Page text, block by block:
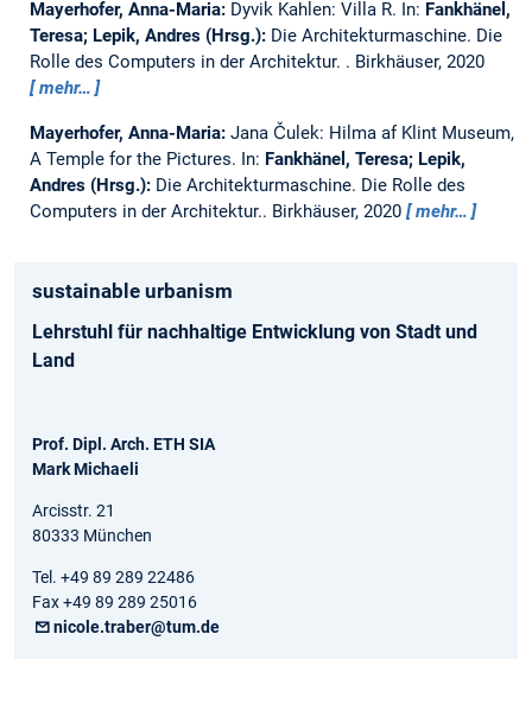
Mayerhofer, Anna-Maria: Dyvik Kahlen: Villa R. In: Fankhänel,
Teresa; Lepik, Andres (Hrsg.): Die Architekturmaschine. Die
Rolle des Computers in der Architektur. . Birkhäuser, 2020
mehr…
Mayerhofer, Anna-Maria: Jana Čulek: Hilma af Klint Museum,
A Temple for the Pictures. In: Fankhänel, Teresa; Lepik,
Andres (Hrsg.): Die Architekturmaschine. Die Rolle des
Computers in der Architektur.. Birkhäuser, 2020
mehr…
sustainable urbanism
Lehrstuhl für nachhaltige Entwicklung von Stadt und
Land
Prof. Dipl. Arch. ETH SIA
Mark Michaeli
Arcisstr. 21
80333 München
Tel. +49 89 289 22486
Fax +49 89 289 25016
nicole.traber@tum.de